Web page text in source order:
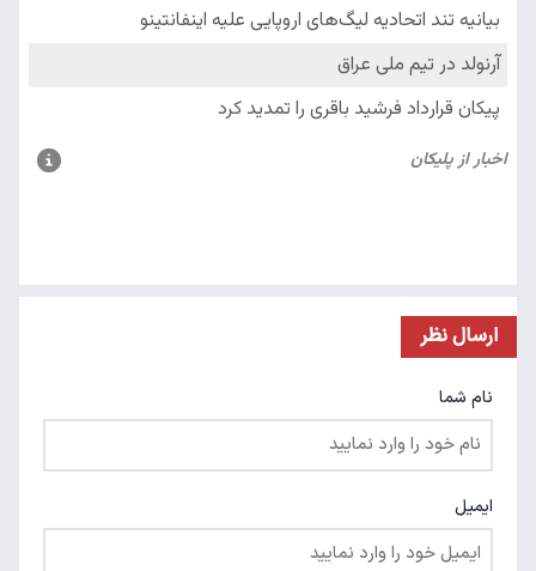
ارسال نظر
نام شما
ایمیل